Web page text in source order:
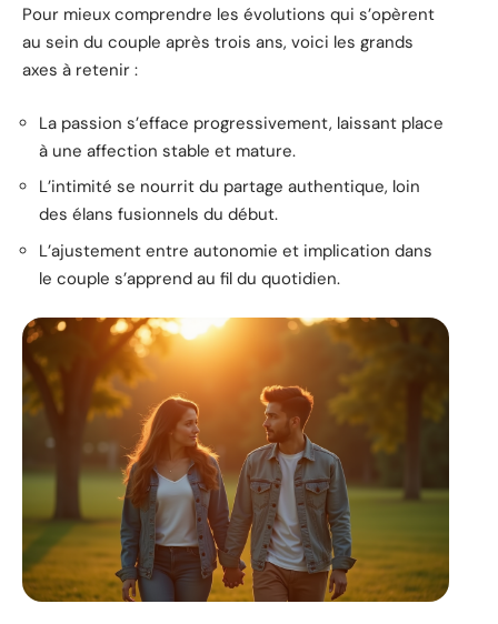
Pour mieux comprendre les évolutions qui s’opèrent
au sein du couple après trois ans, voici les grands
axes à retenir :
La passion s’efface progressivement, laissant place
à une affection stable et mature.
L’intimité se nourrit du partage authentique, loin
des élans fusionnels du début.
L’ajustement entre autonomie et implication dans
le couple s’apprend au fil du quotidien.